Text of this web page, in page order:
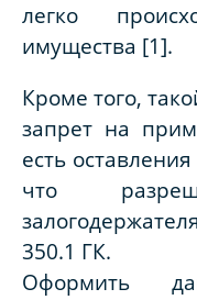
легко
имущества [1].
Кроме того,
запрет на
есть
что
350.1 ГК.
Оформить